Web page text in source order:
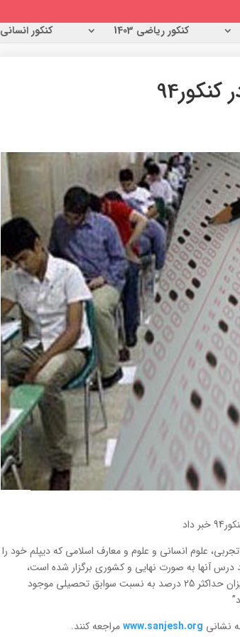
کنکور ریاضی 1403 کنکور انسانی 1403
علوم انساني و علوم و معارف اسلامی که دیپلم خود را
یک یا چند درس آنها به صورت نهایی و کشوری برگزار شده است،
مشمول اعمال سوابق تحصیلی هستند و سوابق تحصیلی موجود به میزان حداکثر 25 درصد به نسبت سوابق تحصیلی موجود
نشانی www.sanjesh.orgمراجعه کنند.